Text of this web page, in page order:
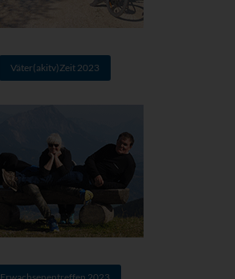
Väter(akitv)Zeit 2023